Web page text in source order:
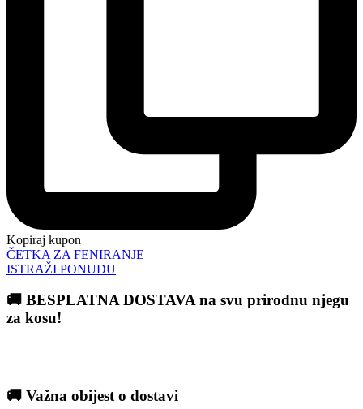
Kopiraj kupon
ČETKA ZA FENIRANJE
ISTRAŽI PONUDU
🚚 BESPLATNA DOSTAVA na svu prirodnu njegu
za kosu!
🚚 Važna obijest o dostavi